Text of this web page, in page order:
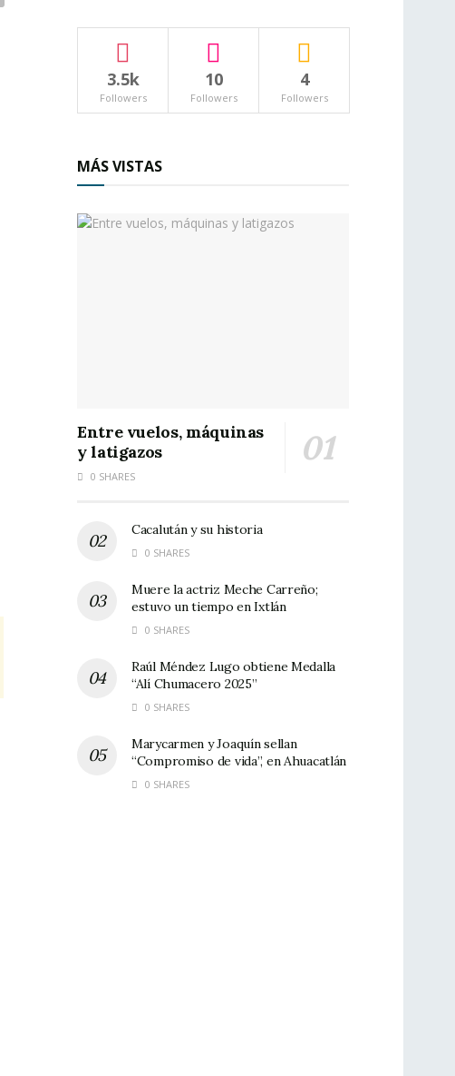
3.5k
Followers
10
Followers
4
Followers
MÁS VISTAS
Entre vuelos, máquinas
y latigazos
0 SHARES
Cacalután y su historia
0 SHARES
Muere la actriz Meche Carreño;
estuvo un tiempo en Ixtlán
0 SHARES
Raúl Méndez Lugo obtiene Medalla
“Alí Chumacero 2025”
0 SHARES
Marycarmen y Joaquín sellan
“Compromiso de vida”, en Ahuacatlán
0 SHARES